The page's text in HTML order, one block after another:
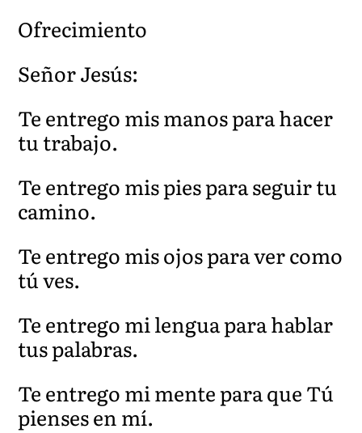
Ofrecimiento
Señor Jesús:
Te entrego mis manos para hacer
tu trabajo.
Te entrego mis pies para seguir tu
camino.
Te entrego mis ojos para ver como
tú ves.
Te entrego mi lengua para hablar
tus palabras.
Te entrego mi mente para que Tú
pienses en mí.